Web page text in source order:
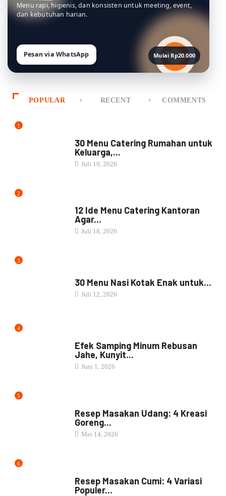
Menu rapi, higienis, dan konsisten untuk meeting, event,
dan kebutuhan harian.
Pesan via WhatsApp Mulai Rp20.000
POPULAR RECENT COMMENTS
1
30 Menu Catering Rumahan untuk
Keluarga,...
Juli 19, 2026
2
12 Ide Menu Catering Kantoran
Agar...
Juli 18, 2026
3
30 Menu Nasi Kotak Enak untuk...
Juli 12, 2026
4
Efek Samping Minum Rebusan
Jahe, Kunyit...
Juni 1, 2026
5
Resep Masakan Udang: 4 Kreasi
Goreng...
Mei 14, 2026
6
Resep Masakan Cumi: 4 Variasi
Populer...